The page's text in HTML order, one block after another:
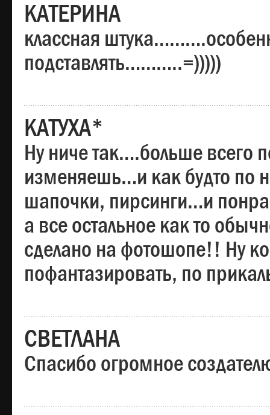
КАТЕРИНА
классная
подставлять………..=)))))
КАТУХА*
Ну ниче так….больше всего
изменяешь…и как будто по
шапочки, пирсинги…и
а все остальное как то
сделано на фотошопе!! Ну
пофантазировать, по
СВЕТЛАНА
Спасибо огромное